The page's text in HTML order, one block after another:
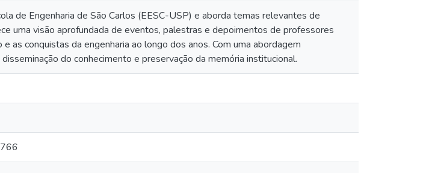
de Engenharia de São Carlos (EESC-USP) e aborda temas relevantes de
uma visão aprofundada de eventos, palestras e depoimentos de professores
as conquistas da engenharia ao longo dos anos. Com uma abordagem
do conhecimento e preservação da memória institucional.